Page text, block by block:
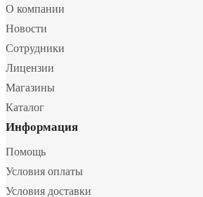
О компании
Новости
Сотрудники
Лицензии
Магазины
Каталог
Информация
Помощь
Условия оплаты
Условия доставки